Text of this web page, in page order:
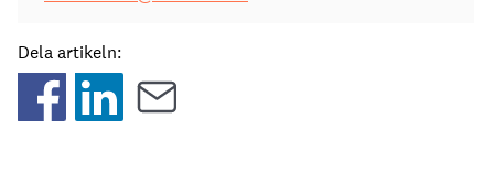
Dela artikeln: